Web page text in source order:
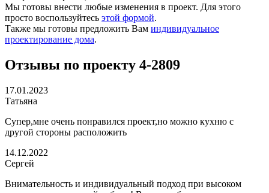
Мы готовы внести любые изменения в проект. Для этого
просто воспользуйтесь этой формой.
Также мы готовы предложить Вам индивидуальное
проектирование дома.
Отзывы по проекту 4-2809
17.01.2023
Татьяна
Супер,мне очень понравился проект,но можно кухню с
другой стороны расположить
14.12.2022
Сергей
Внимательность и индивидуальный подход при высоком